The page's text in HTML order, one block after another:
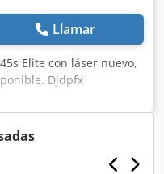
Llamar
Elite con láser nuevo,
Djdpfx